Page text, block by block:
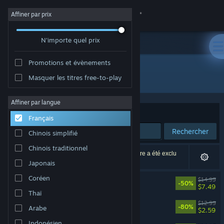
Se connecter
Magasin
À propos
Support
Changer la langue
Télécharger l'application mobile Steam
Voir version ordi. du site
Affiner par prix
N'importe quel prix
Promotions et évènements
Masquer les titres free-to-play
Affiner par langue
Français
Chinois simplifié
Chinois traditionnel
Japonais
Coréen
Thaï
Arabe
Tous les produits
Trier par Pertinence
Rechercher
3 résultats correspondent à votre recherche. 1 titre a été exclu
selon vos préférences.
-50%
$14.99
$7.49
-80%
$12.99
$2.59